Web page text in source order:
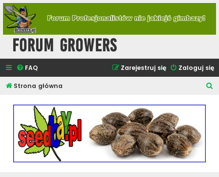
Forum Growers
FAQ Zaloguj się
Zarejestruj się
Strona główna